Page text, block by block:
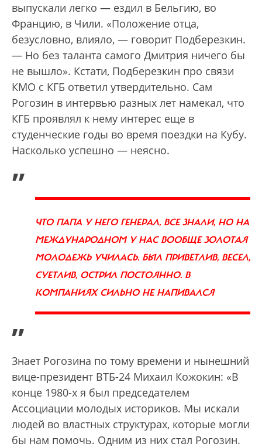
выпускали легко — ездил в Бельгию, во
Францию, в Чили. «Положение отца,
безусловно, влияло, — говорит Подберезкин.
— Но без таланта самого Дмитрия ничего бы
не вышло». Кстати, Подберезкин про связи
КМО с КГБ ответил утвердительно. Сам
Рогозин в интервью разных лет намекал, что
КГБ проявлял к нему интерес еще в
студенческие годы во время поездки на Кубу.
Насколько успешно — неясно.
„
ЧТО ПАПА У НЕГО ГЕНЕРАЛ, ВСЕ ЗНАЛИ, НО НА
МЕЖДУНАРОДНОМ У НАС ВООБЩЕ ЗОЛОТАЯ
МОЛОДЕЖЬ УЧИЛАСЬ. БЫЛ ПРИВЕТЛИВ, ВЕСЕЛ,
СУЕТЛИВ, ОСТРИЛ ПОСТОЯННО. В
КОМПАНИЯХ СИЛЬНО НЕ НАПИВАЛСЯ
”
Знает Рогозина по тому времени и нынешний
вице-президент ВТБ-24 Михаил Кожокин: «В
конце 1980-х я был председателем
Ассоциации молодых историков. Мы искали
людей во властных структурах, которые могли
бы нам помочь. Одним из них стал Рогозин.